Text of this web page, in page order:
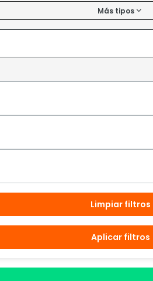
Más tipos
Limpiar filtros
Aplicar filtros